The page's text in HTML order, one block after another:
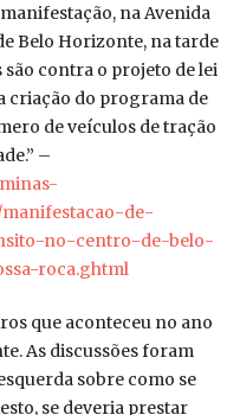
na Avenida
Belo Horizonte, na tarde
são contra o projeto de lei
criação do programa de
de veículos de tração
–
manifestacao-de-
no-centro-de-belo-
roca.ghtml
que aconteceu no ano
As discussões foram
sobre como se
se deveria prestar